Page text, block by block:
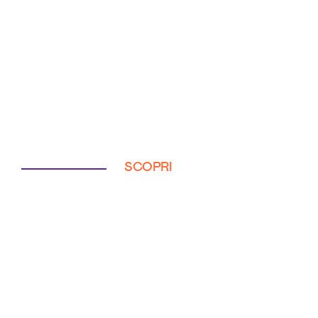
SCOPRI